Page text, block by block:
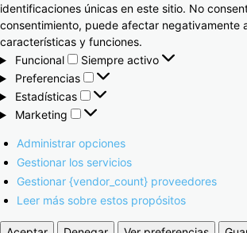
identificaciones únicas en este sitio. No
consentimiento, puede afectar negativamente
características y funciones.
Funcional
Siempre activo
Preferencias
Estadísticas
Marketing
Administrar opciones
Gestionar los servicios
Gestionar {vendor_count} proveedores
Leer más sobre estos propósitos